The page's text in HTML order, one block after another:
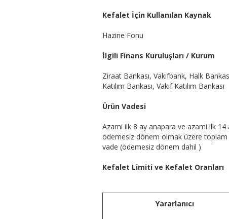
Kefalet İçin Kullanılan Kaynak
Hazine Fonu
İlgili Finans Kuruluşları / Kurum
Ziraat Bankası, Vakıfbank, Halk
Katılım Bankası, Vakıf Katılım Bankası
Ürün Vadesi
Azami ilk 8 ay anapara ve azami ilk 14
ödemesiz dönem olmak üzere toplam
vade (ödemesiz dönem dahil )
Kefalet Limiti ve Kefalet Oranları
Yararlanıcı